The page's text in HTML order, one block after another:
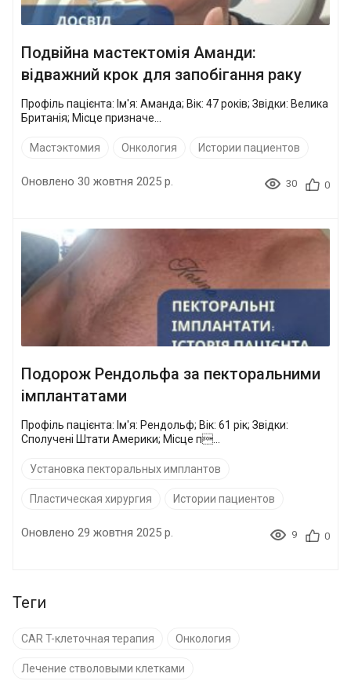
Подвійна мастектомія Аманди:
відважний крок для запобігання раку
Профіль пацієнта: Ім'я: Аманда; Вік: 47 років; Звідки: Велика
Британія; Місце призначе...
Мастэктомия Онкология Истории пациентов
Оновлено 30 жовтня 2025 р. 30 0
Подорож Рендольфа за пекторальними
імплантатами
Профіль пацієнта: Ім'я: Рендольф; Вік: 61 рік; Звідки:
Сполучені Штати Америки; Місце п...
Установка пекторальных имплантов
Пластическая хирургия Истории пациентов
Оновлено 29 жовтня 2025 р. 9 0
Теги
CAR T-клеточная терапия Онкология
Лечение стволовыми клетками